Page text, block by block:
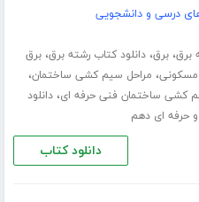
درسی و دانشجویی
برق،برق،دانلود کتاب رشته برق،برق
، مراحل سیم کشی ساختمان،
کشی ساختمان فنی حرفه ای،دانلود
حرفه ای دهم
دانلود کتاب